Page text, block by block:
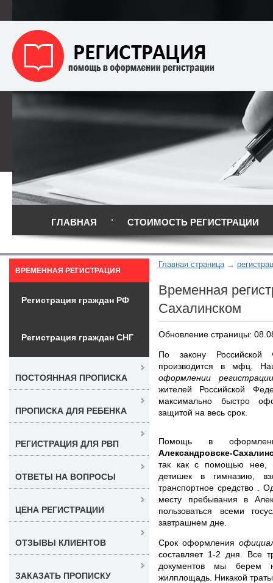
ГЛАВНАЯ СТОИМОСТЬ РЕГИСТРАЦИИ
Главная страница
Временная
Сахалинском
Обновление страницы:
По закону Российской
производится в мфц.
оформлении
жителей Российской
максимально быстро
защитой на весь срок.
Помощь в
Александровске-
так как с помощью нее,
детишек в гимназию,
транспортное средство .
месту пребывания в
пользоваться всеми
завтрашнем дне.
Срок оформления
составляет 1-2 дня. Все
документов мы берем
жилплощадь. Никакой
ВРЕМЕННАЯ РЕГИСТРАЦИЯ
Регистрация граждан РФ
Регистрация граждан СНГ
ПОСТОЯННАЯ ПРОПИСКА
ПРОПИСКА ДЛЯ РЕБЕНКА
РЕГИСТРАЦИЯ ДЛЯ РВП
ОТВЕТЫ НА ВОПРОСЫ
ЦЕНА РЕГИСТРАЦИИ
ОТЗЫВЫ КЛИЕНТОВ
ЗАКАЗАТЬ ПРОПИСКУ